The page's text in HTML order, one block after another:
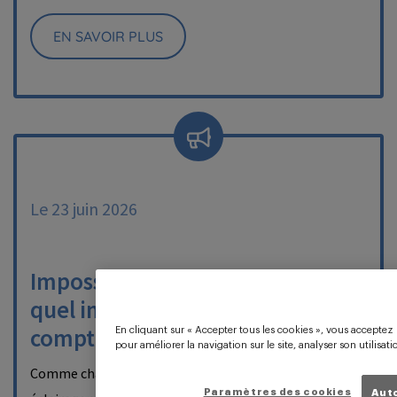
EN SAVOIR PLUS
Le 23 juin 2026
Impossibilité de générer un FEC,
quel impact sur le rapport sur les
comptes annuels ?
Comme chaque mardi, la CRCC de Paris vous propose un
En cliquant sur « Accepter tous les cookies », vous
pour améliorer la navigation sur le site, analyser son
Paramètres des cookies